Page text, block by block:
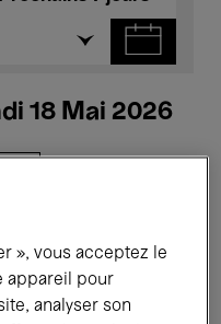
18 Mai 2026
Performances
», vous acceptez le
appareil pour
analyser son